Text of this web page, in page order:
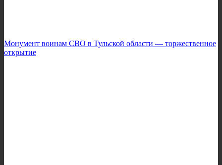
Монумент воинам СВО в Тульской области — торжественное
открытие